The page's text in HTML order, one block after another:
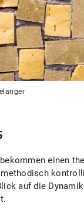
einen
auf die